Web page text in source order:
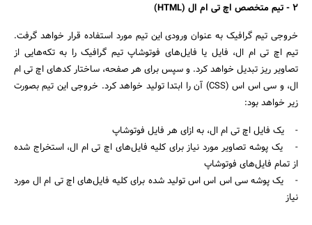
2 - تیم متخصص اچ تی ام ال (HTML)
خروجی تیم گرافیک به عنوان ورودی این تیم مورد استفاده قرار خواهد گرفت.
تیم اچ تی ام ال، فایل یا فایل‌های فوتوشاپ تیم گرافیک را به تکه‌هایی از
تصاویر ریز تبدیل خواهد کرد. و سپس برای هر صفحه، ساختار کدهای اچ تی ام
ال، و سی اس اس (CSS) آن را ابتدا تولید خواهد کرد. خروجی این تیم بصورت
زیر خواهد بود:
- یک فایل اچ تی ام ال، به ازای هر فایل فوتوشاپ
- یک پوشه تصاویر مورد نیاز برای کلیه فایل‌های اچ تی ام ال، استخراج شده
از تمام فایل‌های فوتوشاپ
- یک پوشه سی اس اس اس تولید شده برای کلیه فایل‌های اچ تی ام ال مورد
نیاز